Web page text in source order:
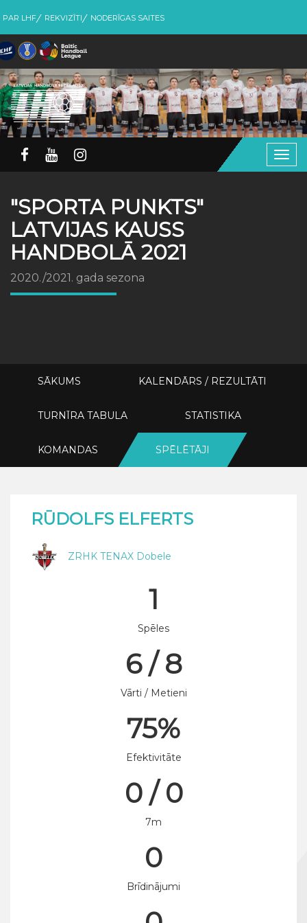
PAR LHF REKVIZĪTI NODERĪGAS SAITES
"SPORTA PUNKTS"
LATVIJAS KAUSS
HANDBOLĀ 2021
2020./2021. gada sezona
SĀKUMS KALENDĀRS / REZULTĀTI
TURNĪRA TABULA STATISTIKA
KOMANDAS SPĒLĒTĀJI
RŪDOLFS ELFERTS
ZRHK TENAX Dobele
1
Spēles
6 / 8
Vārti / Metieni
75%
Efektivitāte
0 / 0
7m
0
Brīdinājumi